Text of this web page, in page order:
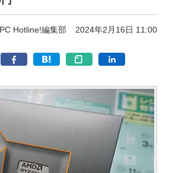
Hotline!編集部 2024年2月16日 11:00